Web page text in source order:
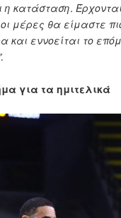
η κατάσταση.
μέρες θα είμαστε
εννοείται το
.
για τα ημιτελικά